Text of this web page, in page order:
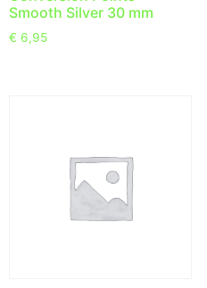
Smooth Silver 30 mm
€ 6,95